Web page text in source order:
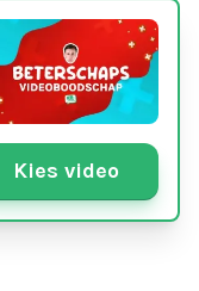
Kies video